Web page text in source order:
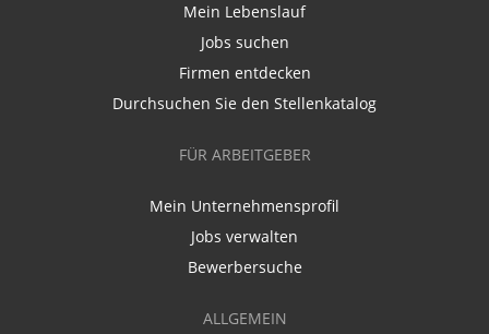
Mein Lebenslauf
Jobs suchen
Firmen entdecken
Durchsuchen Sie den Stellenkatalog
FÜR ARBEITGEBER
Mein Unternehmensprofil
Jobs verwalten
Bewerbersuche
ALLGEMEIN